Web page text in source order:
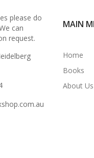
please do
can
request.
MAIN
Home
Books
About Us